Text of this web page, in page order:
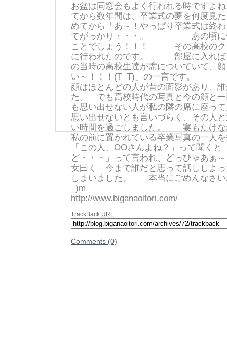
お盆は同窓会もよく行われる時で
てから数年間は、卒業式の夢を何
めてから「あ～！やっぱり卒業式は終
てがっかり・・・。 あの頃に何
ことでしょう！！！ その高校のク
に行われたのです。 部屋に入れば
の当時の高校生達が席についていて、
い～！！！(T_T)」の一言です。
顔はほとんどの人が昔の面影があり、
た。 でも高校時代の写真と今の顔と
も思い出せない人が私の隣の席に
思い出せないとも言いづらく、その人
い時間を過ごしました。 宴もたけな
私の前に置かれている卒業写真の一人
「この人、OOさんよね？」って聞くと
ど・・・」って言われ、どっひゃ
女曰く「今まで誰だと思って話ししよ
しまいました。 本当にごめんなさ
_)m
http://www.biganaoitori.com/
TrackBack URL :
Comments (0)